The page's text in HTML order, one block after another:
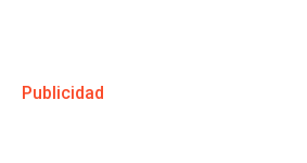
Publicidad